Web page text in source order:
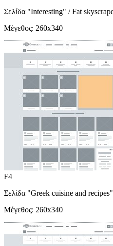
Σελίδα "Interesting" / Fat
Μέγεθος: 260x340
F4
Σελίδα "Greek cuisine and recipes"
Μέγεθος: 260x340